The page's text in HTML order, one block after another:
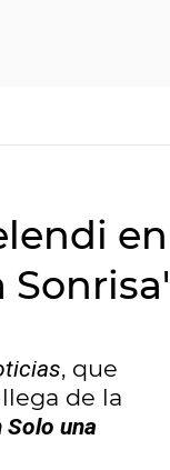
en
Sonrisa'
, que
de la
Solo una